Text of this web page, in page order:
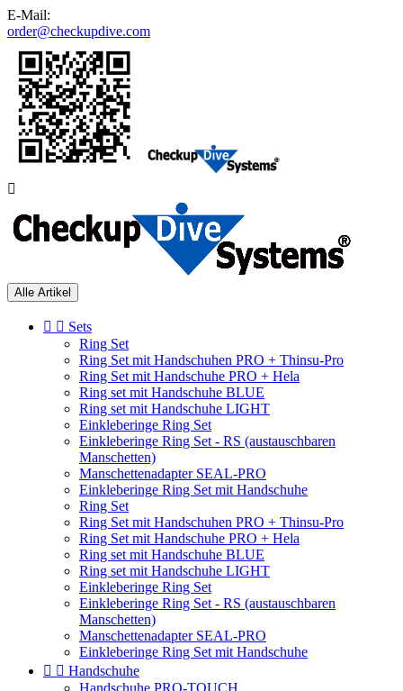
E-Mail:
order@checkupdive.com

Alle Artikel
  Sets
Ring Set
Ring Set mit Handschuhen PRO + Thinsu-Pro
Ring Set mit Handschuhe PRO + Hela
Ring set mit Handschuhe BLUE
Ring set mit Handschuhe LIGHT
Einkleberinge Ring Set
Einkleberinge Ring Set - RS (austauschbaren
Manschetten)
Manschettenadapter SEAL-PRO
Einkleberinge Ring Set mit Handschuhe
Ring Set
Ring Set mit Handschuhen PRO + Thinsu-Pro
Ring Set mit Handschuhe PRO + Hela
Ring set mit Handschuhe BLUE
Ring set mit Handschuhe LIGHT
Einkleberinge Ring Set
Einkleberinge Ring Set - RS (austauschbaren
Manschetten)
Manschettenadapter SEAL-PRO
Einkleberinge Ring Set mit Handschuhe
  Handschuhe
Handschuhe PRO-TOUCH